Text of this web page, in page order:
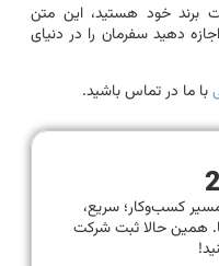
برند خود هستید، این متن
دهید سفرمان را در دنیای
با ما در تماس باشید.
مسیر کسب‌وکار؛ سریع،
همین حالا ثبت شرکت